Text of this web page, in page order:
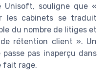
Unisoft, souligne que «
les cabinets se traduit
du nombre de litiges et
rétention client ». Un
pas inaperçu dans
fait rage.